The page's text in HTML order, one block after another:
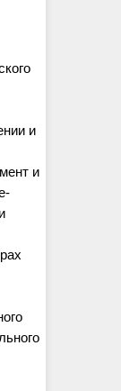
и
и